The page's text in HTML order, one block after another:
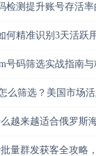
检测提升账号存活
何精准识别3天活跃
号码筛选实战指南
筛选？美国市场活跃
越来越适合俄罗斯海
批量群发获客全攻略